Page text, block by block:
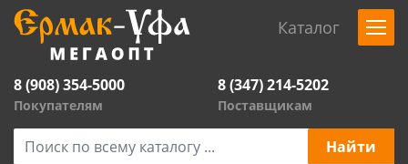
Каталог
8 (908) 354-5000
Покупателям
8 (347) 214-5202
Поставщикам